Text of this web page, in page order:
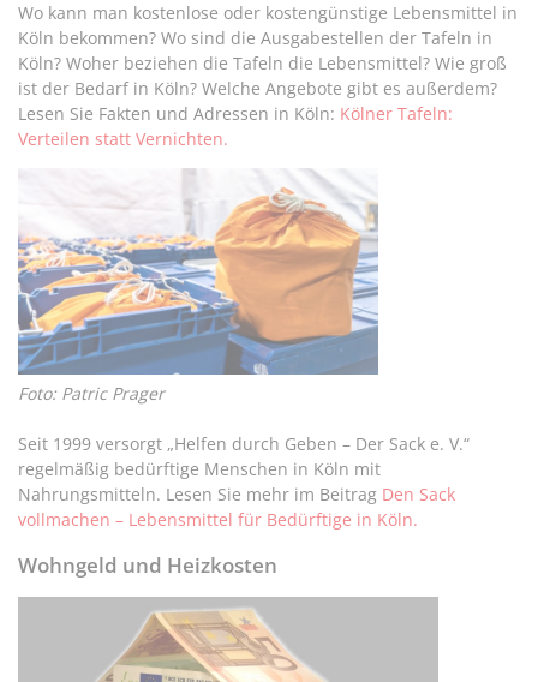
Wo kann man kostenlose oder kostengünstige Lebensmittel in
Köln bekommen? Wo sind die Ausgabestellen der Tafeln in
Köln? Woher beziehen die Tafeln die Lebensmittel? Wie groß
ist der Bedarf in Köln? Welche Angebote gibt es außerdem?
Lesen Sie Fakten und Adressen in Köln: Kölner Tafeln:
Verteilen statt Vernichten.
Foto: Patric Prager
Seit 1999 versorgt „Helfen durch Geben – Der Sack e. V.“
regelmäßig bedürftige Menschen in Köln mit
Nahrungsmitteln. Lesen Sie mehr im Beitrag Den Sack
vollmachen – Lebensmittel für Bedürftige in Köln.
Wohngeld und Heizkosten